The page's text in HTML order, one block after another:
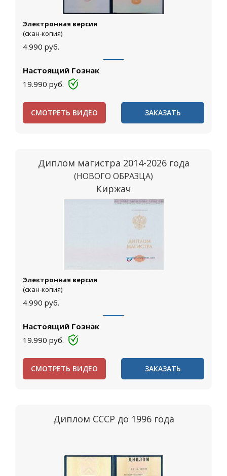
Электронная версия
(скан-копия)
4.990 руб.
Настоящий Гознак
19.990 руб.
СМОТРЕТЬ ВИДЕО ЗАКАЗАТЬ
Диплом магистра 2014-2026 года
(НОВОГО ОБРАЗЦА)
Киржач
Электронная версия
(скан-копия)
4.990 руб.
Настоящий Гознак
19.990 руб.
СМОТРЕТЬ ВИДЕО ЗАКАЗАТЬ
Диплом СССР до 1996 года